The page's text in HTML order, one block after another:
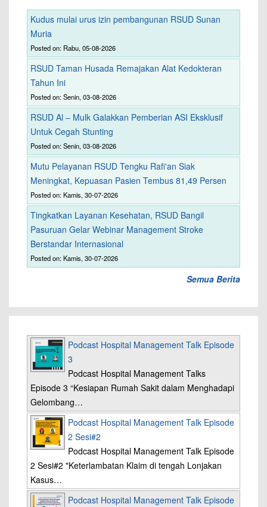
Kudus mulai urus izin pembangunan RSUD Sunan
Muria
Posted on: Rabu, 05-08-2026
RSUD Taman Husada Remajakan Alat Kedokteran
Tahun Ini
Posted on: Senin, 03-08-2026
RSUD Al – Mulk Galakkan Pemberian ASI Eksklusif
Untuk Cegah Stunting
Posted on: Senin, 03-08-2026
Mutu Pelayanan RSUD Tengku Rafi'an Siak
Meningkat, Kepuasan Pasien Tembus 81,49 Persen
Posted on: Kamis, 30-07-2026
Tingkatkan Layanan Kesehatan, RSUD Bangil
Pasuruan Gelar Webinar Management Stroke
Berstandar Internasional
Posted on: Kamis, 30-07-2026
Semua Berita
Podcast Hospital Management Talk Episode
3
Podcast Hospital Management Talks
Episode 3 “Kesiapan Rumah Sakit dalam Menghadapi
Gelombang…
Podcast Hospital Management Talk Episode
2 Sesi#2
Podcast Hospital Management Talk Episode
2 Sesi#2 "Keterlambatan Klaim di tengah Lonjakan
Kasus…
Podcast Hospital Management Talk Episode